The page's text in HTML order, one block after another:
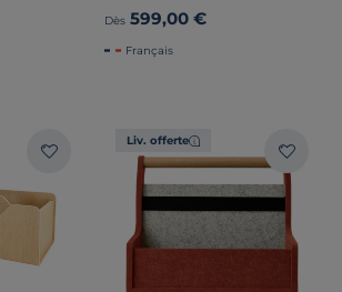
Dès 599,00 €
Français
Liv. offerte